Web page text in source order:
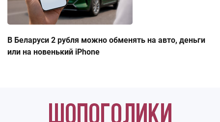
В Беларуси 2 рубля можно обменять на авто, деньги
или на новенький iPhone